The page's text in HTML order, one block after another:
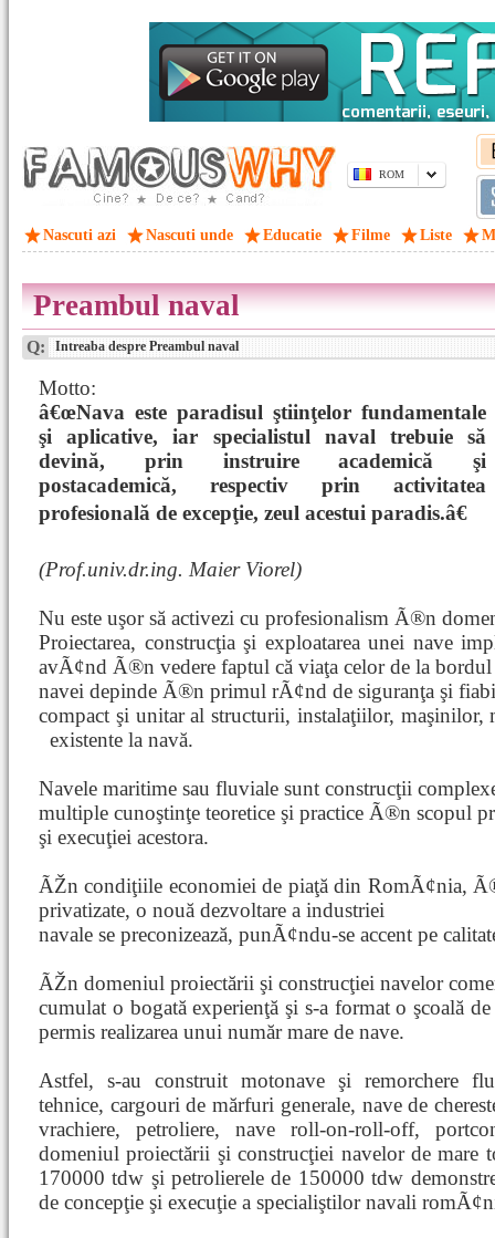
ROM
Nascuti azi Nascuti unde Educatie Filme Liste
Preambul naval
Q: Intreaba despre Preambul naval
Motto:
â€œNava este paradisul ştiinţelor fundamentale
şi aplicative, iar specialistul naval trebuie să
devină, prin instruire academică şi
postacademică, respectiv prin activitatea
profesională de excepţie, zeul acestui paradis.â€
(Prof.univ.dr.ing. Maier Viorel)
Nu este uşor să activezi cu profesionalism Ã®n
Proiectarea, construcţia şi exploatarea unei nave
avÃ¢nd Ã®n vedere faptul că viaţa celor de la bordul
navei depinde Ã®n primul rÃ¢nd de siguranţa şi
compact şi unitar al structurii, instalaţiilor, maşinilor,
existente la navă.
Navele maritime sau fluviale sunt construcţii
multiple cunoştinţe teoretice şi practice Ã®n scopul
şi execuţiei acestora.
ÃŽn condiţiile economiei de piaţă din RomÃ¢nia,
privatizate, o nouă dezvoltare a industriei
navale se preconizează, punÃ¢ndu-se accent pe
ÃŽn domeniul proiectării şi construcţiei navelor
cumulat o bogată experienţă şi s-a format o şcoală
permis realizarea unui număr mare de nave.
Astfel, s-au construit motonave şi remorchere
tehnice, cargouri de mărfuri generale, nave de
vrachiere, petroliere, nave roll-on-roll-off,
domeniul proiectării şi construcţiei navelor de mare
170000 tdw şi petrolierele de 150000 tdw
de concepţie şi execuţie a specialiştilor navali